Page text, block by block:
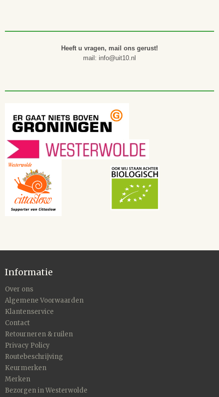
Heeft u vragen, mail ons gerust!
mail: info@uit10.nl
Informatie
Over ons
Algemene Voorwaarden
Klantenservice
Contact
Retourneren & ruilen
Privacy Policy
Routebeschrijving
Keurmerken
Merken
Bezorgen in Westerwolde